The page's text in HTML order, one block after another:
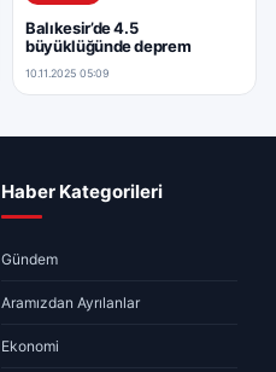
Balıkesir’de 4.5
büyüklüğünde deprem
10.11.2025 05:09
Haber Kategorileri
Gündem
Aramızdan Ayrılanlar
Ekonomi